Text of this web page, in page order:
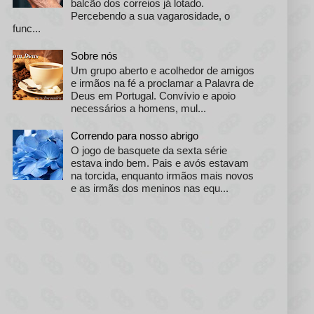
balcão dos correios já lotado.
Percebendo a sua vagarosidade, o
func...
Sobre nós
Um grupo aberto e acolhedor de amigos
e irmãos na fé a proclamar a Palavra de
Deus em Portugal. Convívio e apoio
necessários a homens, mul...
Correndo para nosso abrigo
O jogo de basquete da sexta série
estava indo bem. Pais e avós estavam
na torcida, enquanto irmãos mais novos
e as irmãs dos meninos nas equ...